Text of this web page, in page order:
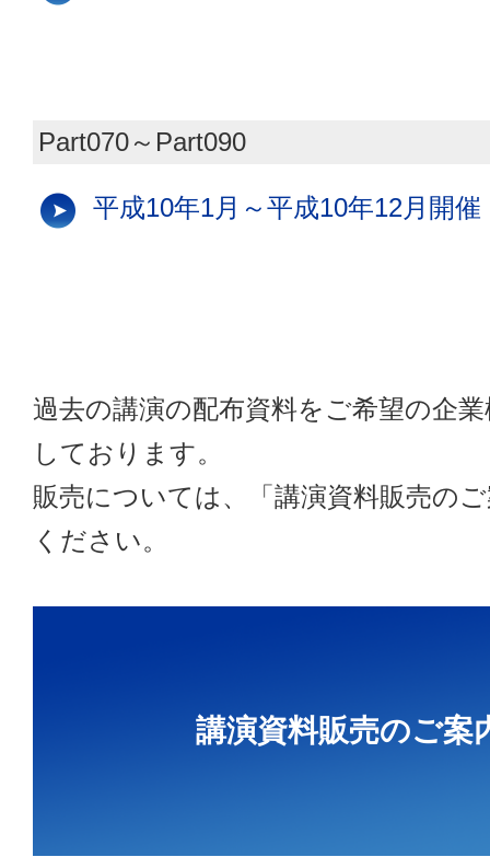
Part070～Part090
平成10年1月～平成10年12月開催
過去の講演の配布資料をご希望の企
しております。
販売については、「講演資料販売の
ください。
講演資料販売のご案